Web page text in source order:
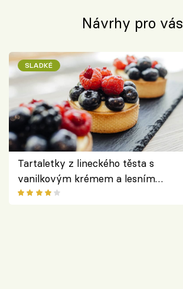
Návrhy pro vás
SLADKÉ
Tartaletky z lineckého těsta s
vanilkovým krémem a lesním
ovocem podle Bread Society